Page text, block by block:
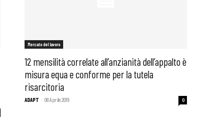
Mercato del lavoro
12 mensilità correlate all’anzianità dell’appalto è
misura equa e conforme per la tutela
risarcitoria
ADAPT - 08 Aprile 2019 0